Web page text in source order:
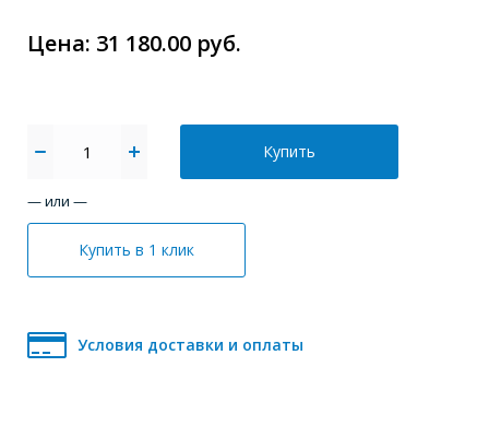
Цена: 31 180.00 руб.
Купить
— или —
Купить в 1 клик
Условия доставки и оплаты